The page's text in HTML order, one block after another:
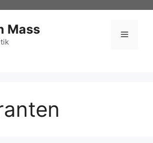
Mass Menu